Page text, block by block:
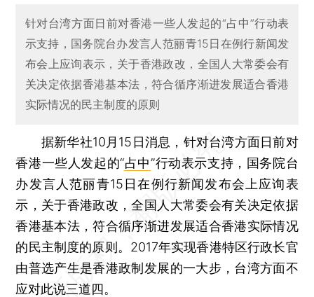
针对台湾方面日前对香港一些人发起的“占中”行动表
示支持，国务院台办发言人范丽青15日在例行新闻发
布会上应询表示，关于香港政改，全国人大常委会有
关决定依据香港基本法，符合循序渐进发展适合香港
实际情况的民主制度的原则
据新华社10月15日消息，针对台湾方面日前对
香港一些人发起的“占中”行动表示支持，国务院台
办发言人范丽青15日在例行新闻发布会上应询表
示，关于香港政改，全国人大常委会有关决定依据
香港基本法，符合循序渐进发展适合香港实际情况
的民主制度的原则。2017年实现香港特区行政长官
由普选产生是香港政制发展的一大步，台湾方面不
应对此说三道四。